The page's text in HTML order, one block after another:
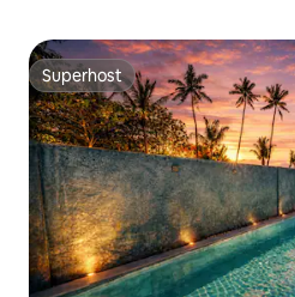
Superhost
Superhost